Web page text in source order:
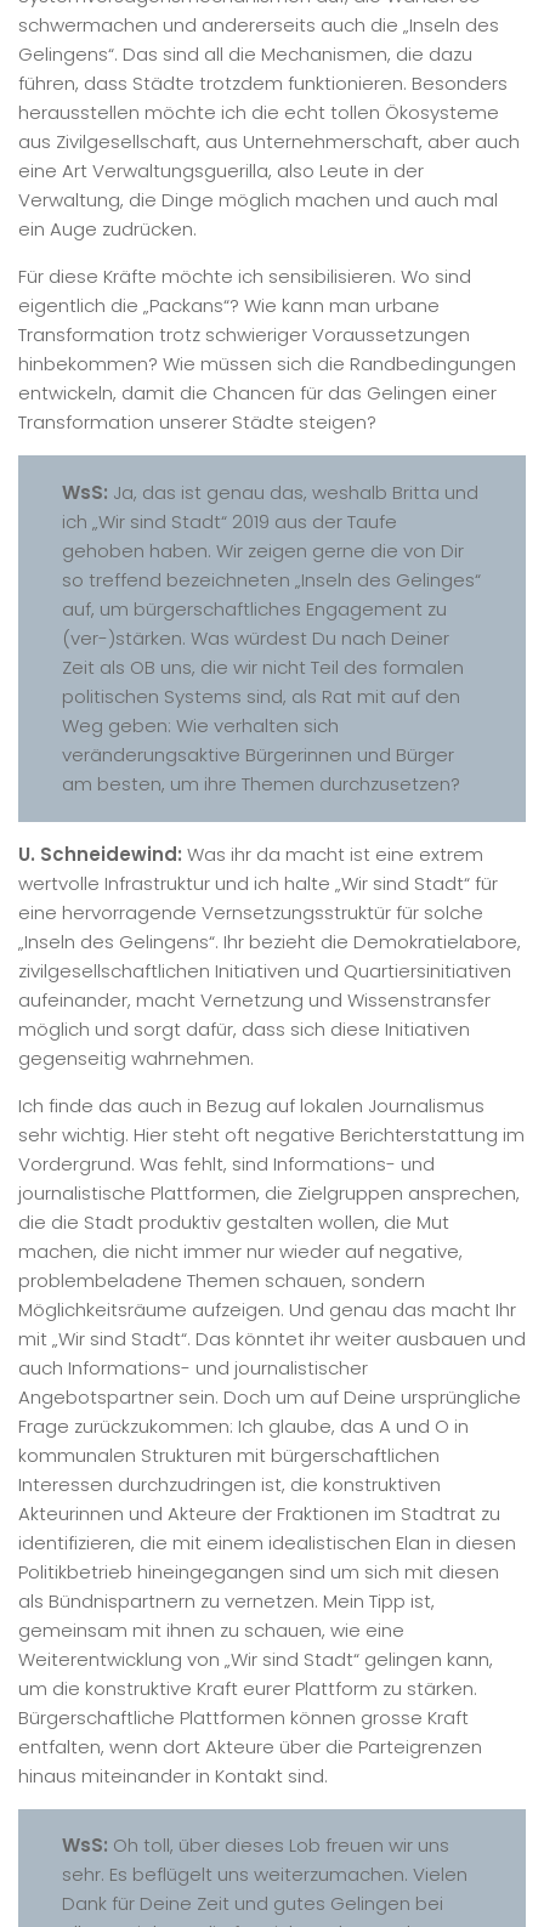
schwermachen und andererseits auch die „Inseln des
Gelingens“. Das sind all die Mechanismen, die dazu
führen, dass Städte trotzdem funktionieren. Besonders
herausstellen möchte ich die echt tollen Ökosysteme
aus Zivilgesellschaft, aus Unternehmerschaft, aber auch
eine Art Verwaltungsguerilla, also Leute in der
Verwaltung, die Dinge möglich machen und auch mal
ein Auge zudrücken.
Für diese Kräfte möchte ich sensibilisieren. Wo sind
eigentlich die „Packans“? Wie kann man urbane
Transformation trotz schwieriger Voraussetzungen
hinbekommen? Wie müssen sich die Randbedingungen
entwickeln, damit die Chancen für das Gelingen einer
Transformation unserer Städte steigen?
WsS: Ja, das ist genau das, weshalb Britta und
ich „Wir sind Stadt“ 2019 aus der Taufe
gehoben haben. Wir zeigen gerne die von Dir
so treffend bezeichneten „Inseln des Gelinges“
auf, um bürgerschaftliches Engagement zu
(ver-)stärken. Was würdest Du nach Deiner
Zeit als OB uns, die wir nicht Teil des formalen
politischen Systems sind, als Rat mit auf den
Weg geben: Wie verhalten sich
veränderungsaktive Bürgerinnen und Bürger
am besten, um ihre Themen durchzusetzen?
U. Schneidewind: Was ihr da macht ist eine extrem
wertvolle Infrastruktur und ich halte „Wir sind Stadt“ für
eine hervorragende Vernsetzungsstruktür für solche
„Inseln des Gelingens“. Ihr bezieht die Demokratielabore,
zivilgesellschaftlichen Initiativen und Quartiersinitiativen
aufeinander, macht Vernetzung und Wissenstransfer
möglich und sorgt dafür, dass sich diese Initiativen
gegenseitig wahrnehmen.
Ich finde das auch in Bezug auf lokalen Journalismus
sehr wichtig. Hier steht oft negative Berichterstattung im
Vordergrund. Was fehlt, sind Informations- und
journalistische Plattformen, die Zielgruppen ansprechen,
die die Stadt produktiv gestalten wollen, die Mut
machen, die nicht immer nur wieder auf negative,
problembeladene Themen schauen, sondern
Möglichkeitsräume aufzeigen. Und genau das macht Ihr
mit „Wir sind Stadt“. Das könntet ihr weiter ausbauen und
auch Informations- und journalistischer
Angebotspartner sein. Doch um auf Deine ursprüngliche
Frage zurückzukommen: Ich glaube, das A und O in
kommunalen Strukturen mit bürgerschaftlichen
Interessen durchzudringen ist, die konstruktiven
Akteurinnen und Akteure der Fraktionen im Stadtrat zu
identifizieren, die mit einem idealistischen Elan in diesen
Politikbetrieb hineingegangen sind um sich mit diesen
als Bündnispartnern zu vernetzen. Mein Tipp ist,
gemeinsam mit ihnen zu schauen, wie eine
Weiterentwicklung von „Wir sind Stadt“ gelingen kann,
um die konstruktive Kraft eurer Plattform zu stärken.
Bürgerschaftliche Plattformen können grosse Kraft
entfalten, wenn dort Akteure über die Parteigrenzen
hinaus miteinander in Kontakt sind.
WsS: Oh toll, über dieses Lob freuen wir uns
sehr. Es beflügelt uns weiterzumachen. Vielen
Dank für Deine Zeit und gutes Gelingen bei